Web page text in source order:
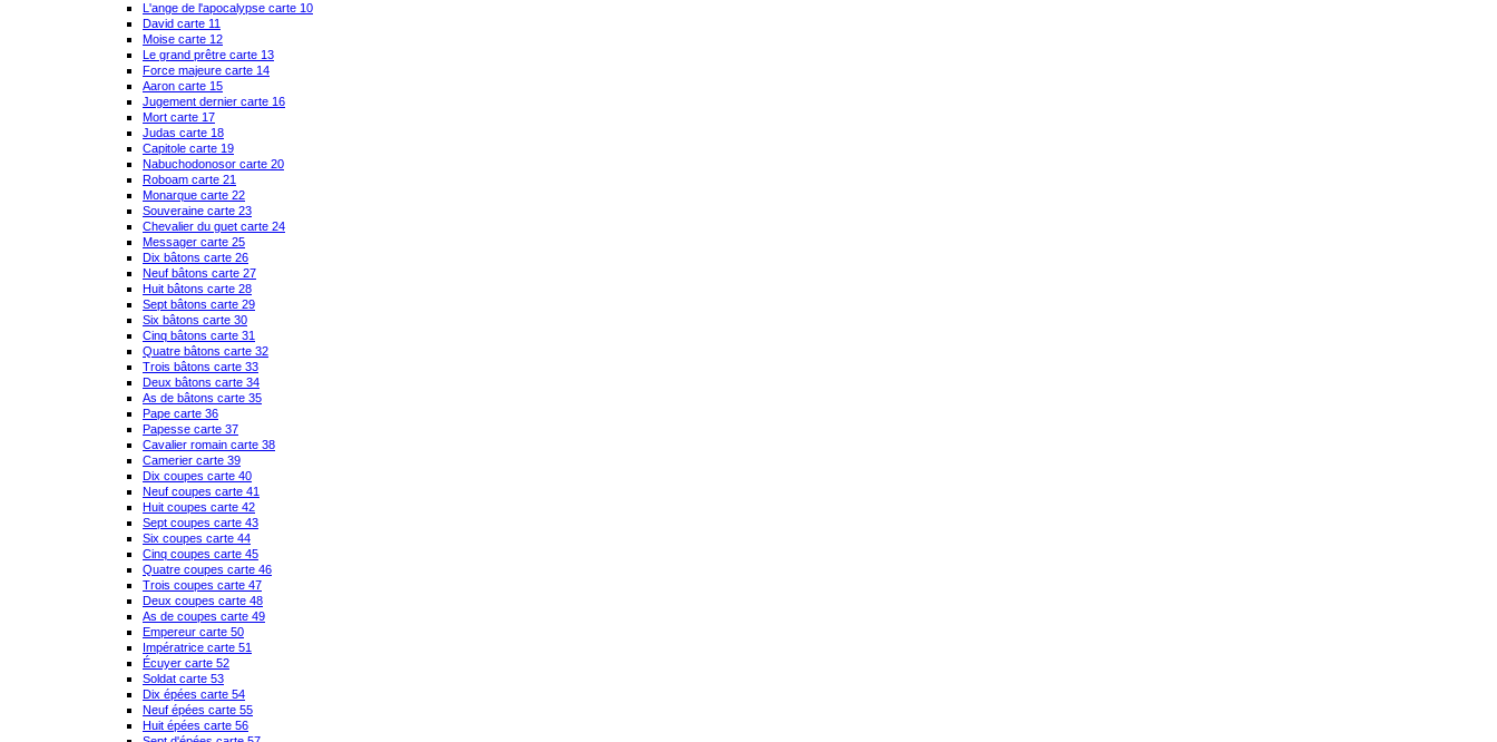
L'ange de l'apocalypse carte 10
David carte 11
Moise carte 12
Le grand prêtre carte 13
Force majeure carte 14
Aaron carte 15
Jugement dernier carte 16
Mort carte 17
Judas carte 18
Capitole carte 19
Nabuchodonosor carte 20
Roboam carte 21
Monarque carte 22
Souveraine carte 23
Chevalier du guet carte 24
Messager carte 25
Dix bâtons carte 26
Neuf bâtons carte 27
Huit bâtons carte 28
Sept bâtons carte 29
Six bâtons carte 30
Cinq bâtons carte 31
Quatre bâtons carte 32
Trois bâtons carte 33
Deux bâtons carte 34
As de bâtons carte 35
Pape carte 36
Papesse carte 37
Cavalier romain carte 38
Camerier carte 39
Dix coupes carte 40
Neuf coupes carte 41
Huit coupes carte 42
Sept coupes carte 43
Six coupes carte 44
Cinq coupes carte 45
Quatre coupes carte 46
Trois coupes carte 47
Deux coupes carte 48
As de coupes carte 49
Empereur carte 50
Impératrice carte 51
Écuyer carte 52
Soldat carte 53
Dix épées carte 54
Neuf épées carte 55
Huit épées carte 56